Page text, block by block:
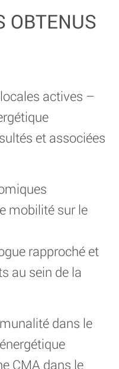
OBTENUS
actives –
et associées
mobilité sur le
rapproché et
au sein de la
dans le
CMA dans le